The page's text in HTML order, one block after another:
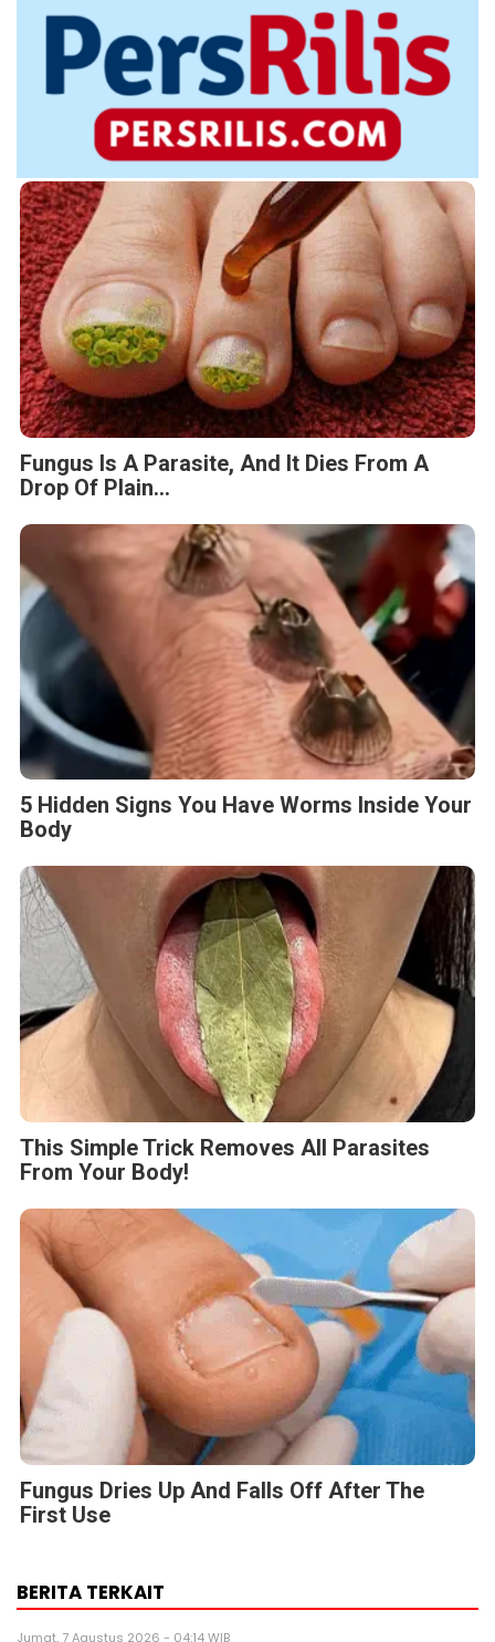
Fungus Is A Parasite, And It Dies From A
Drop Of Plain...
5 Hidden Signs You Have Worms Inside Your
Body
This Simple Trick Removes All Parasites
From Your Body!
Fungus Dries Up And Falls Off After The
First Use
BERITA TERKAIT
Jumat, 7 Agustus 2026 - 04:14 WIB